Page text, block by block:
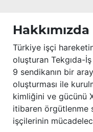
Hakkımızda
Türkiye işçi
oluşturan Tekgıda-İş
9 sendikanın bir
oluşturması ile
kimliğini ve gücünü
itibaren örgütlenme
işçilerinin